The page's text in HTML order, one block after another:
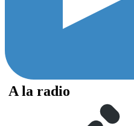
A la radio